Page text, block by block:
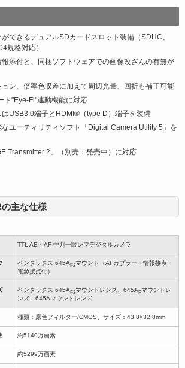
できるデュアルSDカードスロット装備（SDHC、
規格対応）
添付と、同梱ソフトウェアでの画像改ざんの有無が
ン、倍率色収差に加えて周辺光量、回折も補正可能
"Eye-Fi"連動機能に対応
USB3.0端子とHDMI®（type D）端子を装備
ユーティリティソフト「Digital Camera Utility 5」を
Transmitter 2」（別売：発売中）に対応
主な仕様
TTL AE・AF 中判一眼レフデジタルカメラ
ペンタックス 645AF2マウント（AFカプラー・情報接点・
電源接点付）
ペンタックス 645AF2マウントレンズ、645AFマウントレ
ンズ、645Aマウントレンズ
種類：原色フィルター/CMOS、サイズ：43.8×32.8mm
約5140万画素
約5299万画素